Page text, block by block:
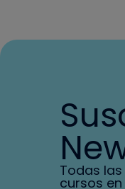
Todas
cursos